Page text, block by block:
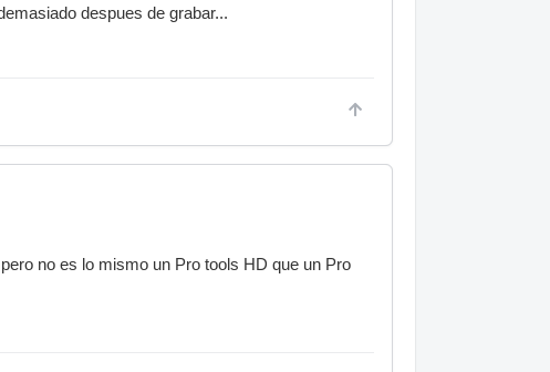
despues de grabar...
no es lo mismo un Pro tools HD que un Pro